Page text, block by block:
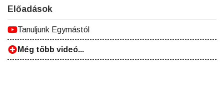
Előadások
Tanuljunk Egymástól
Még több videó...